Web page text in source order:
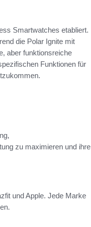
Smartwatches etabliert.
die Polar Ignite mit
aber funktionsreiche
Funktionen für
zu maximieren und ihre
und Apple. Jede Marke